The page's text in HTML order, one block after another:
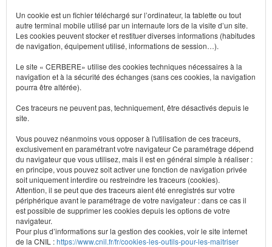
Un cookie est un fichier téléchargé sur l’ordinateur, la tablette ou tout
autre terminal mobile utilisé par un internaute lors de la visite d’un site.
Les cookies peuvent stocker et restituer diverses informations (habitudes
de navigation, équipement utilisé, informations de session…).
Le site « CERBERE» utilise des cookies techniques nécessaires à la
navigation et à la sécurité des échanges (sans ces cookies, la navigation
pourra être altérée).
Ces traceurs ne peuvent pas, techniquement, être désactivés depuis le
site.
Vous pouvez néanmoins vous opposer à l'utilisation de ces traceurs,
exclusivement en paramétrant votre navigateur Ce paramétrage dépend
du navigateur que vous utilisez, mais il est en général simple à réaliser :
en principe, vous pouvez soit activer une fonction de navigation privée
soit uniquement interdire ou restreindre les traceurs (cookies).
Attention, il se peut que des traceurs aient été enregistrés sur votre
périphérique avant le paramétrage de votre navigateur : dans ce cas il
est possible de supprimer les cookies depuis les options de votre
navigateur.
Pour plus d’informations sur la gestion des cookies, voir le site internet
de la CNIL :https://www.cnil.fr/fr/cookies-les-outils-pour-les-maitriser